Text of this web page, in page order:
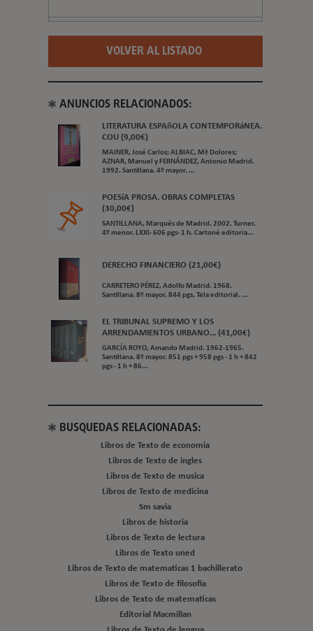
VOLVER AL LISTADO
ANUNCIOS RELACIONADOS:
LITERATURA ESPAñOLA CONTEMPORáNEA.
COU (9,00€)
MAINER, José Carlos; ALBIAC, Mª Dolores;
AZNAR, Manuel y FERNÁNDEZ, Antonio Madrid.
1992. Santillana. 4º mayor. ...
POESíA PROSA. OBRAS COMPLETAS
(30,00€)
SANTILLANA, Marqués de Madrid. 2002. Turner.
4º menor. LXXI- 606 pgs- 1 h. Cartoné editoria...
DERECHO FINANCIERO (21,00€)
CARRETERO PÉREZ, Adolfo Madrid. 1968.
Santillana. 8º mayor. 844 pgs. Tela editorial. ...
EL TRIBUNAL SUPREMO Y LOS
ARRENDAMIENTOS URBANO... (41,00€)
GARCÍA ROYO, Amando Madrid. 1962-1965.
Santillana. 8º mayor. 851 pgs + 958 pgs - 1 h + 842
pgs - 1 h + 86...
BUSQUEDAS RELACIONADAS:
Libros de Texto de economia
Libros de Texto de ingles
Libros de Texto de musica
Libros de Texto de medicina
Sm savia
Libros de historia
Libros de Texto de lectura
Libros de Texto uned
Libros de Texto de matematicas 1 bachillerato
Libros de Texto de filosofia
Libros de Texto de matematicas
Editorial Macmillan